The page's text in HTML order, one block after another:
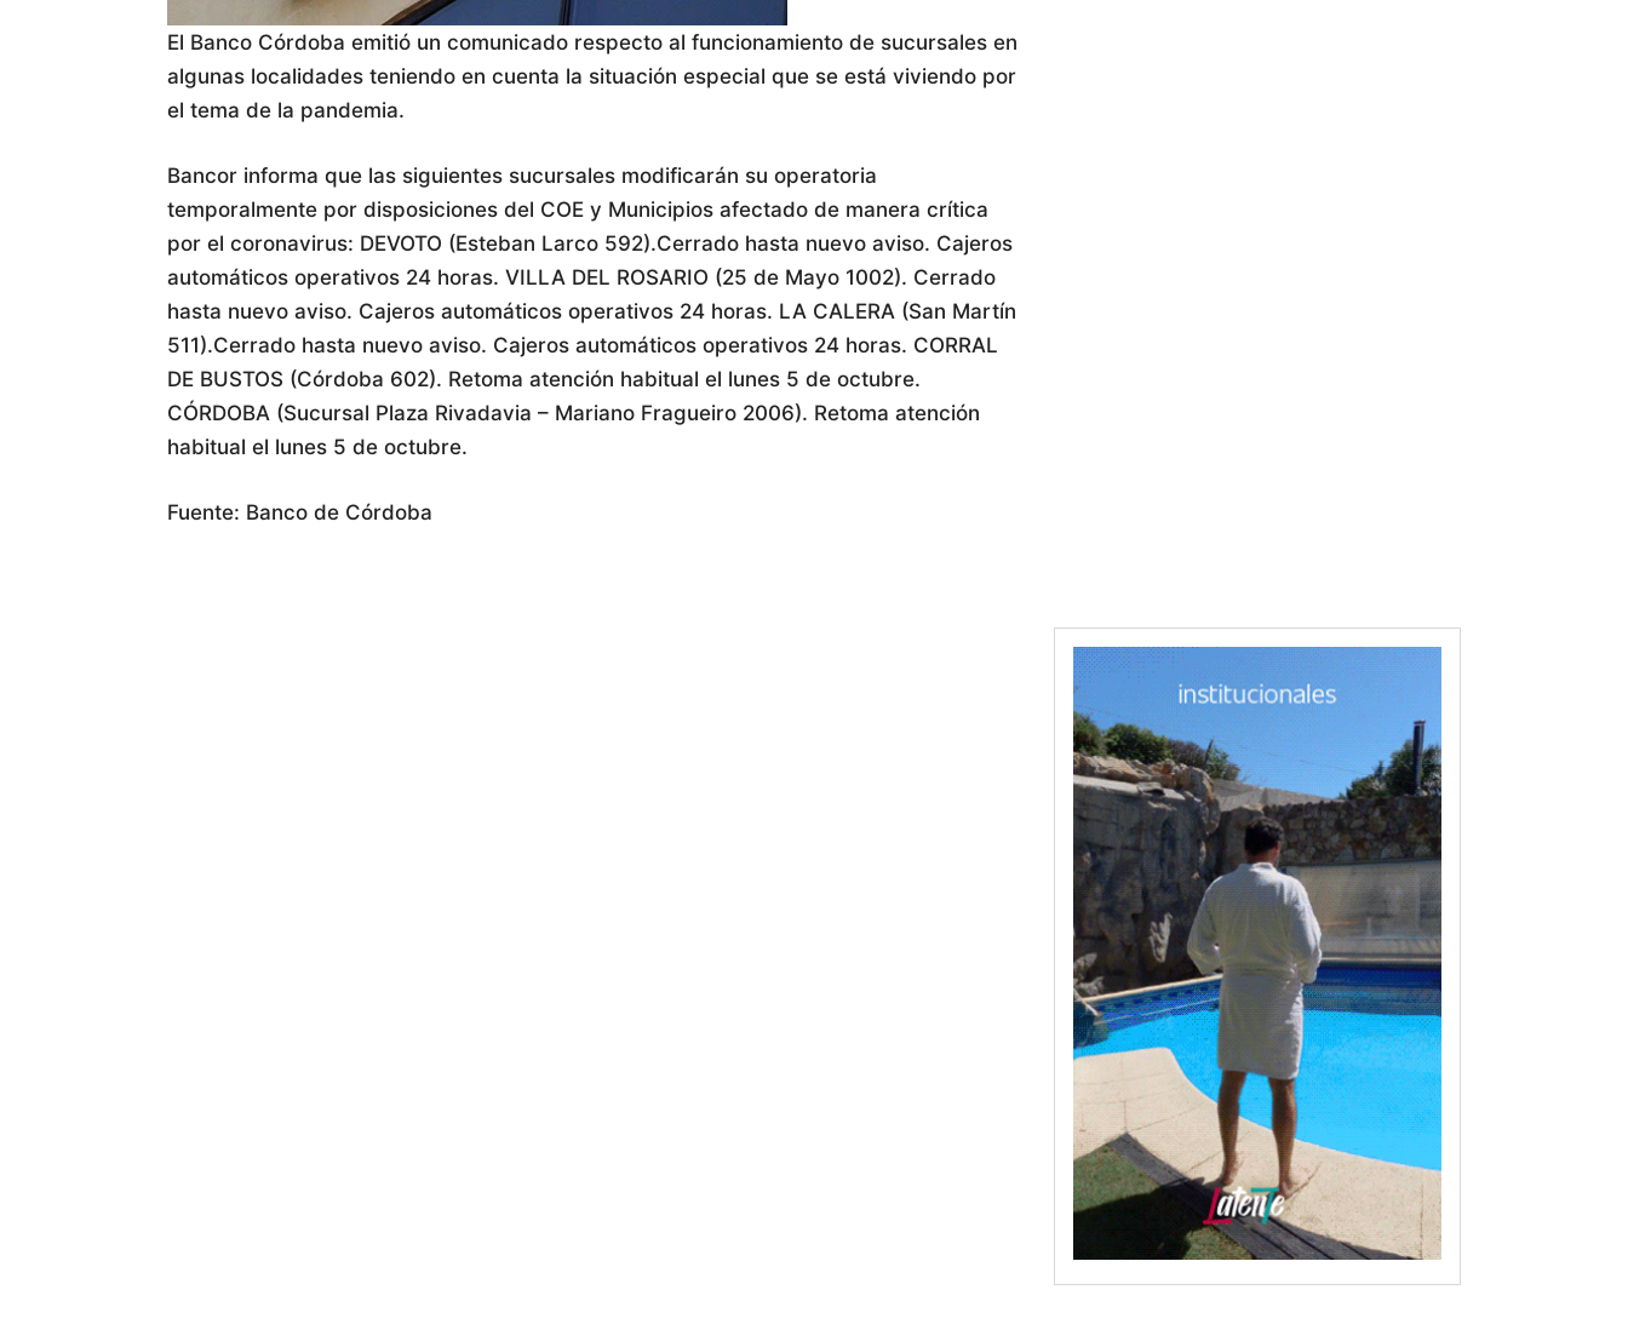
El Banco Córdoba emitió un comunicado respecto al funcionamiento de sucursales en
algunas localidades teniendo en cuenta la situación especial que se está viviendo por
el tema de la pandemia.
Bancor informa que las siguientes sucursales modificarán su operatoria
temporalmente por disposiciones del COE y Municipios afectado de manera crítica
por el coronavirus: DEVOTO (Esteban Larco 592).Cerrado hasta nuevo aviso. Cajeros
automáticos operativos 24 horas. VILLA DEL ROSARIO (25 de Mayo 1002). Cerrado
hasta nuevo aviso. Cajeros automáticos operativos 24 horas. LA CALERA (San Martín
511).Cerrado hasta nuevo aviso. Cajeros automáticos operativos 24 horas. CORRAL
DE BUSTOS (Córdoba 602). Retoma atención habitual el lunes 5 de octubre.
CÓRDOBA (Sucursal Plaza Rivadavia – Mariano Fragueiro 2006). Retoma atención
habitual el lunes 5 de octubre.
Fuente: Banco de Córdoba